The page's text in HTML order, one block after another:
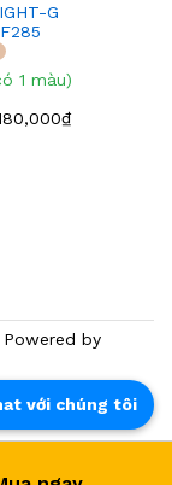
G
1 màu)
với chúng tôi
by